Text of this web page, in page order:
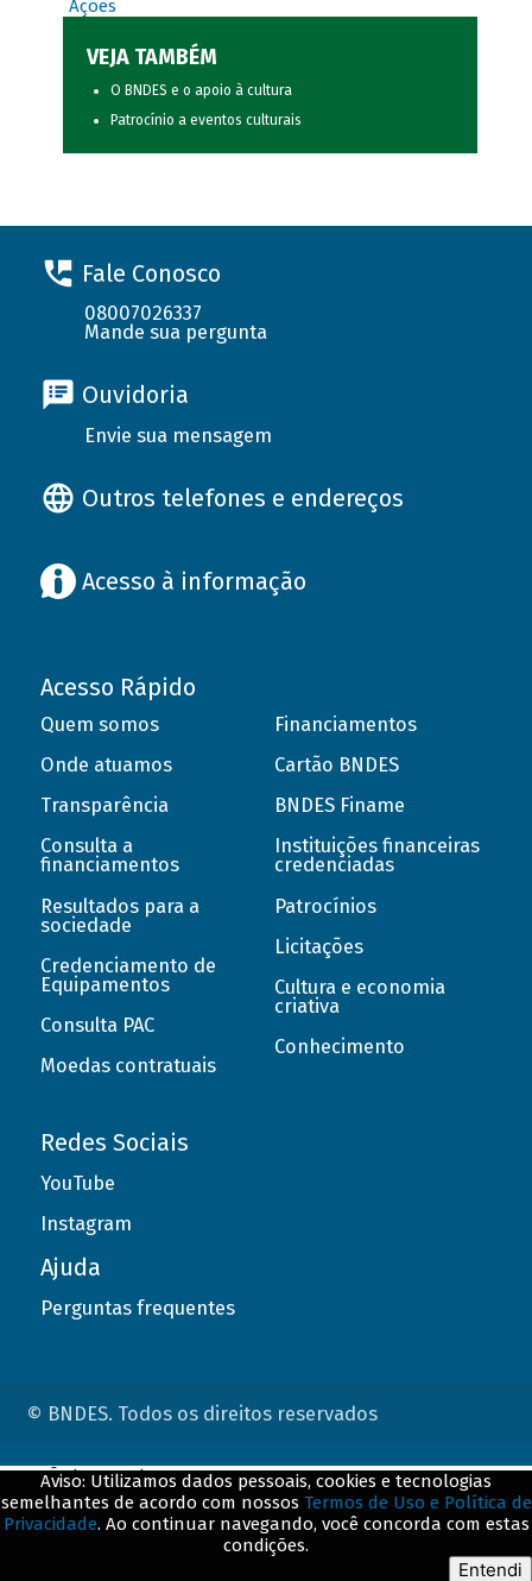
Ações
VEJA TAMBÉM
O BNDES e o apoio à cultura
Patrocínio a eventos culturais
Fale Conosco
08007026337
Mande sua pergunta
Ouvidoria
Envie sua mensagem
Outros telefones e endereços
Acesso à informação
Acesso Rápido
Quem somos
Onde atuamos
Transparência
Consulta a
financiamentos
Resultados para a
sociedade
Credenciamento de
Equipamentos
Consulta PAC
Moedas contratuais
Financiamentos
Cartão BNDES
BNDES Finame
Instituições financeiras
credenciadas
Patrocínios
Licitações
Cultura e economia
criativa
Conhecimento
Redes Sociais
YouTube
Instagram
Ajuda
Perguntas frequentes
© BNDES. Todos os direitos reservados
Aviso: Utilizamos dados pessoais, cookies e tecnologias
semelhantes de acordo com nossos Termos de Uso e Política de
Privacidade. Ao continuar navegando, você concorda com estas
condições.
Entendi
ConteÃºdo complementar
${title}${badge}